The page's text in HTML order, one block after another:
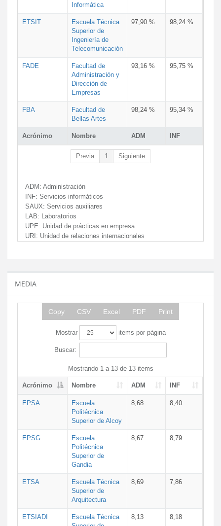
Acrónimo Nombre ADM INF
Informática
ETSIT
Escuela Técnica
Superior de
Ingeniería de
Telecomunicación
97,90 % 98,24 %
FADE
Facultad de
Administración y
Dirección de
Empresas
93,16 % 95,75 %
FBA
Facultad de
Bellas Artes
98,24 % 95,34 %
Previa 1 Siguiente
ADM: Administración
INF: Servicios informáticos
SAUX: Servicios auxiliares
LAB: Laboratorios
UPE: Unidad de prácticas en empresa
URI: Unidad de relaciones internacionales
MEDIA
Copy CSV Excel PDF Print
Mostrar items por página
Buscar:
Mostrando 1 a 13 de 13 items
Acrónimo Nombre ADM INF
EPSA
Escuela
Politécnica
Superior de Alcoy
8,68 8,40
EPSG
Escuela
Politécnica
Superior de
Gandia
8,67 8,79
ETSA
Escuela Técnica
Superior de
Arquitectura
8,69 7,86
ETSIADI
Escuela Técnica
8,13 8,18